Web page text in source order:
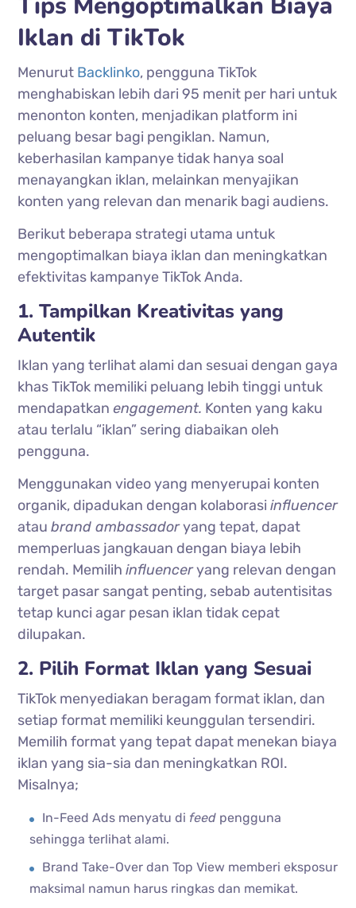
Iklan di TikTok
Menurut Backlinko, pengguna TikTok
menghabiskan lebih dari 95 menit per hari untuk
menonton konten, menjadikan platform ini
peluang besar bagi pengiklan. Namun,
keberhasilan kampanye tidak hanya soal
menayangkan iklan, melainkan menyajikan
konten yang relevan dan menarik bagi audiens.
Berikut beberapa strategi utama untuk
mengoptimalkan biaya iklan dan meningkatkan
efektivitas kampanye TikTok Anda.
1. Tampilkan Kreativitas yang
Autentik
Iklan yang terlihat alami dan sesuai dengan gaya
khas TikTok memiliki peluang lebih tinggi untuk
mendapatkan engagement. Konten yang kaku
atau terlalu “iklan” sering diabaikan oleh
pengguna.
Menggunakan video yang menyerupai konten
organik, dipadukan dengan kolaborasiinfluencer
ataubrand ambassadoryang tepat, dapat
memperluas jangkauan dengan biaya lebih
rendah. Memilihinfluenceryang relevan dengan
target pasar sangat penting, sebab autentisitas
tetap kunci agar pesan iklan tidak cepat
dilupakan.
2. Pilih Format Iklan yang Sesuai
TikTok menyediakan beragam format iklan, dan
setiap format memiliki keunggulan tersendiri.
Memilih format yang tepat dapat menekan biaya
iklan yang sia-sia dan meningkatkan ROI.
Misalnya;
In-Feed Ads menyatu di feed pengguna
sehingga terlihat alami.
Brand Take-Over dan Top View memberi eksposur
maksimal namun harus ringkas dan memikat.